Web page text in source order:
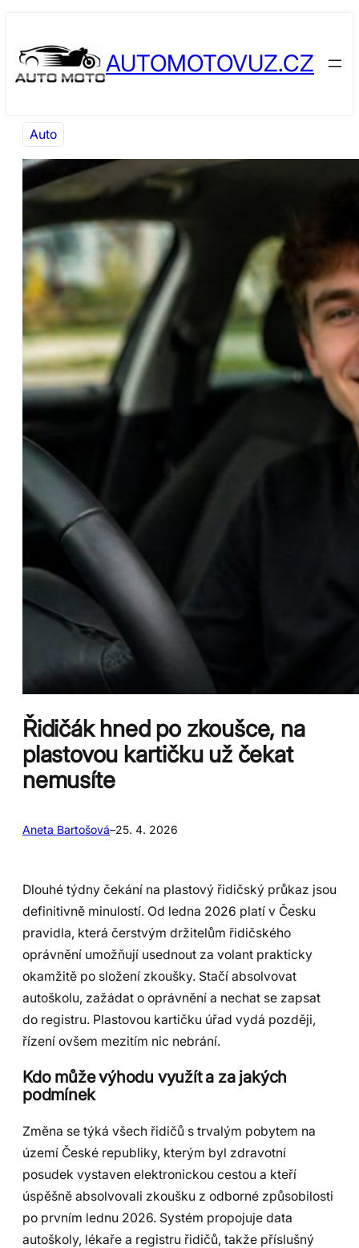
obsah
content
AUTOMOTOVUZ.CZ
Auto
Řidičák hned po zkoušce, na
plastovou kartičku už čekat
nemusíte
Aneta Bartošová–25. 4. 2026
Dlouhé týdny čekání na plastový řidičský průkaz jsou
definitivně minulostí. Od ledna 2026 platí v Česku
pravidla, která čerstvým držitelům řidičského
oprávnění umožňují usednout za volant prakticky
okamžitě po složení zkoušky. Stačí absolvovat
autoškolu, zažádat o oprávnění a nechat se zapsat
do registru. Plastovou kartičku úřad vydá později,
řízení ovšem mezitím nic nebrání.
Kdo může výhodu využít a za jakých
podmínek
Změna se týká všech řidičů s trvalým pobytem na
území České republiky, kterým byl zdravotní
posudek vystaven elektronickou cestou a kteří
úspěšně absolvovali zkoušku z odborné způsobilosti
po prvním lednu 2026. Systém propojuje data
autoškoly, lékaře a registru řidičů, takže příslušný